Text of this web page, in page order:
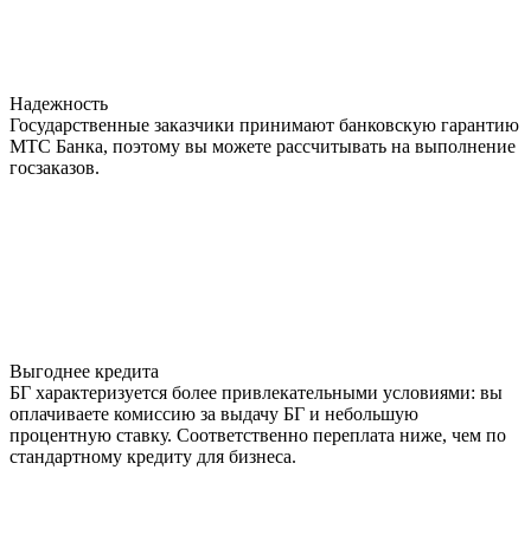
Надежность
Государственные заказчики принимают банковскую гарантию
МТС Банка, поэтому вы можете рассчитывать на выполнение
госзаказов.
Выгоднее кредита
БГ характеризуется более привлекательными условиями: вы
оплачиваете комиссию за выдачу БГ и небольшую
процентную ставку. Соответственно переплата ниже, чем по
стандартному кредиту для бизнеса.